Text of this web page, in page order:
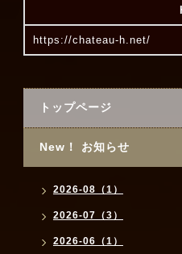
https://chateau-h.net/
トップページ
New！ お知らせ
2026-08（1）
2026-07（3）
2026-06（1）